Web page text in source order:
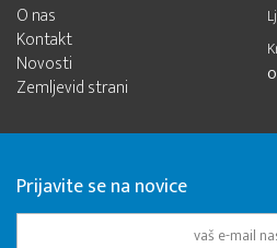
O nas
Kontakt
Novosti
Zemljevid strani
Prijavite se na novice